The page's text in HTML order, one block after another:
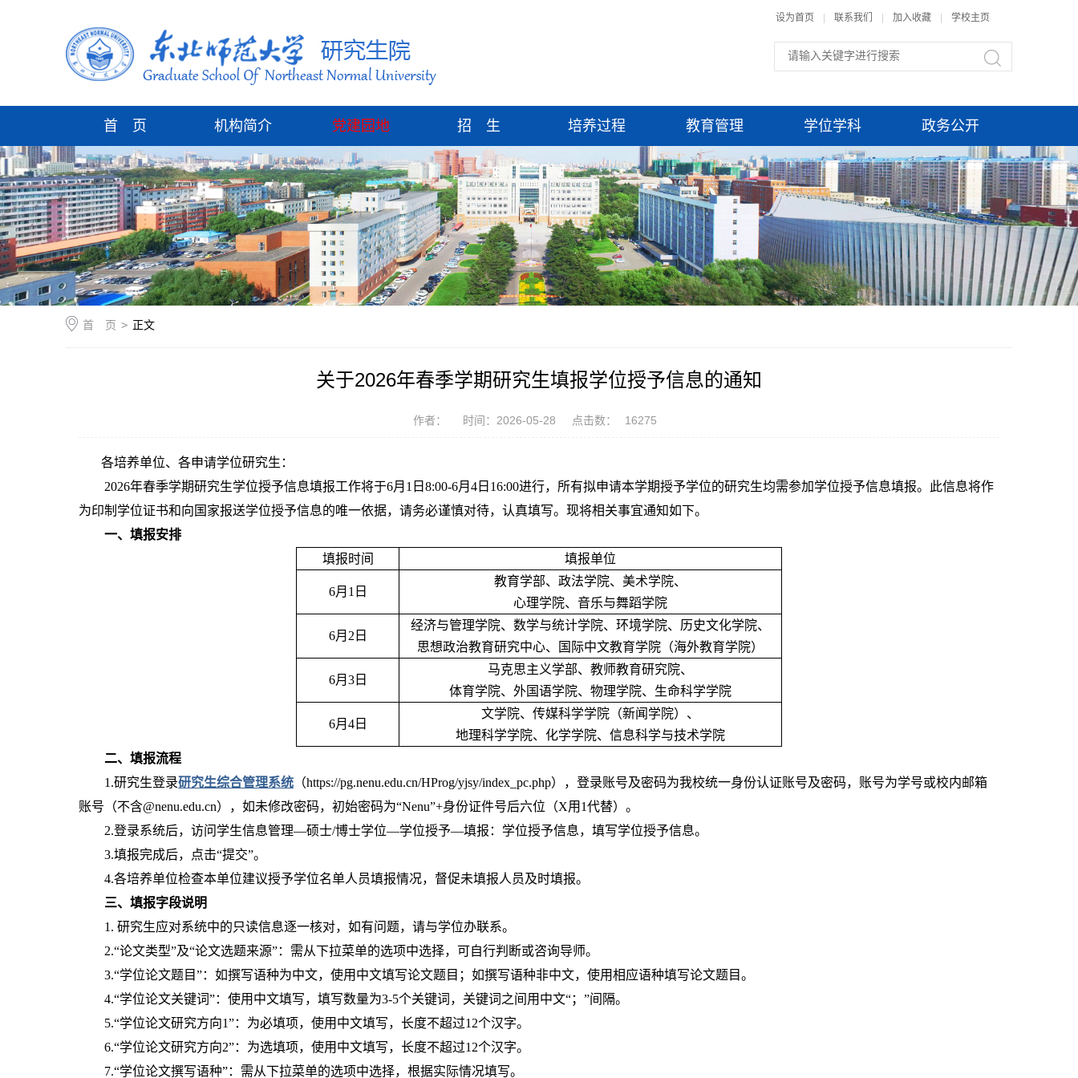
设为首页 联系我们 加入收藏 学校主页
首 页 机构简介 党建园地 招 生 培养过程 教育管理 学位学科 政务公开
首 页 > 正文
关于2026年春季学期研究生填报学位授予信息的通知
作者： 时间：2026-05-28 点击数： 16275
各培养单位、各申请学位研究生：
2026年春季学期研究生学位授予信息填报工作将于6月1日8:00-6月4日16:00进行，所有拟申请本学期授予学位的研究生均需参加学位授予信息填报。此信息将作
为印制学位证书和向国家报送学位授予信息的唯一依据，请务必谨慎对待，认真填写。现将相关事宜通知如下。
一、 填报安排
填报时间
填报单位
6月1日
教育学部、政法学院、美术学院、
心理学院、音乐与舞蹈学院
6月2日
经济与管理学院、数学与统计学院、环境学院、历史文化学院、
思想政治教育研究中心、国际中文教育学院（海外教育学院）
6月3日
马克思主义学部、教师教育研究院、
体育学院、外国语学院、物理学院、生命科学学院
6月4日
文学院、传媒科学学院（新闻学院）、
地理科学学院、化学学院、信息科学与技术学院
二、填报流程
1.研究生登录研究生综合管理系统 （https://pg.nenu.edu.cn/HProg/yjsy/index_pc.php），登录账号及密码为我校统一身份认证账号及密码，账号为学号或校内邮箱
账号（不含@nenu.edu.cn），如未修改密码，初始密码为“Nenu”+身份证件号后六位（X用1代替）。
2.登录系统后，访问学生信息管理—硕士/博士学位—学位授予—填报：学位授予信息，填写学位授予信息。
3.填报完成后，点击“提交”。
4.各培养单位检查本单位建议授予学位名单人员填报情况，督促未填报人员及时填报。
三、填报字段说明
1. 研究生应对系统中的只读信息逐一核对，如有问题，请与学位办联系。
2.“论文类型”及“论文选题来源”：需从下拉菜单的选项中选择，可自行判断或咨询导师。
3.“学位论文题目”：如撰写语种为中文，使用中文填写论文题目；如撰写语种非中文，使用相应语种填写论文题目。
4.“学位论文关键词”：使用中文填写，填写数量为3-5个关键词，关键词之间用中文“；”间隔。
5.“学位论文研究方向1”：为必填项，使用中文填写，长度不超过12个汉字。
6.“学位论文研究方向2”：为选填项，使用中文填写，长度不超过12个汉字。
7.“学位论文撰写语种”：需从下拉菜单的选项中选择，根据实际情况填写。